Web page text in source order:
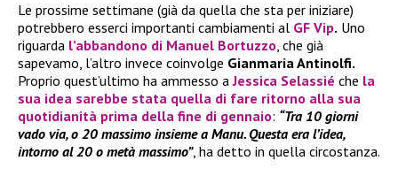
Le prossime settimane (già da quella che sta per iniziare)
potrebbero esserci importanti cambiamenti al GF Vip. Uno
riguarda l’abbandono di Manuel Bortuzzo, che già
sapevamo, l’altro invece coinvolge Gianmaria Antinolfi.
Proprio quest’ultimo ha ammesso aJessica Selassié che la
sua idea sarebbe stata quella di fare ritorno alla sua
quotidianità prima della fine di gennaio: “Tra 10 giorni
vado via, o 20 massimo insieme a Manu. Questa era l’idea,
intorno al 20 o metà massimo”, ha detto in quella circostanza.